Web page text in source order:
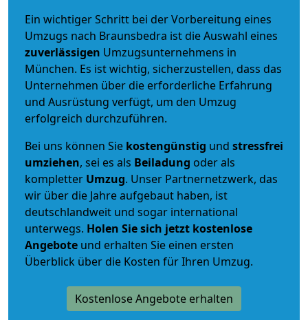
Ein wichtiger Schritt bei der Vorbereitung eines
Umzugs nach Braunsbedra ist die Auswahl eines
zuverlässigen Umzugsunternehmens in
München. Es ist wichtig, sicherzustellen, dass das
Unternehmen über die erforderliche Erfahrung
und Ausrüstung verfügt, um den Umzug
erfolgreich durchzuführen.
Bei uns können Sie kostengünstig und stressfrei
umziehen, sei es als Beiladung oder als
kompletter Umzug. Unser Partnernetzwerk, das
wir über die Jahre aufgebaut haben, ist
deutschlandweit und sogar international
unterwegs. Holen Sie sich jetzt kostenlose
Angebote und erhalten Sie einen ersten
Überblick über die Kosten für Ihren Umzug.
Kostenlose Angebote erhalten